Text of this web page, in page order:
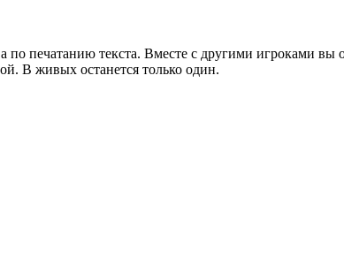
по печатанию текста. Вместе с другими игроками
В живых останется только один.